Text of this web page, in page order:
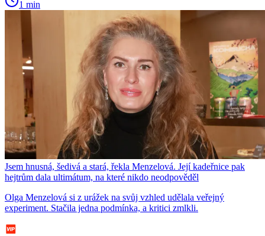
1 min
Jsem hnusná, šedivá a stará, řekla Menzelová. Její kadeřnice pak
hejtrům dala ultimátum, na které nikdo neodpověděl
Olga Menzelová si z urážek na svůj vzhled udělala veřejný
experiment. Stačila jedna podmínka, a kritici zmlkli.